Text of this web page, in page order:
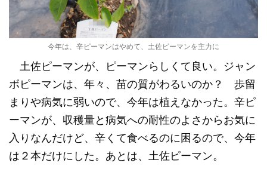
今年は、辛ピーマンはやめて、土佐ピーマンを主力に
土佐ピーマンが、ピーマンらしくて良い。ジャン
ボピーマンは、年々、苗の質がわるいのか？ 歩留
まりや病気に弱いので、今年は植えなかった。辛ピ
ーマンが、収穫量と病気への耐性のよさからお気に
入りなんだけど、辛くて食べるのに困るので、今年
は２本だけにした。あとは、土佐ピーマン。